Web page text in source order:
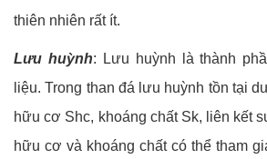
thiên nhiên rất ít.
Lưu huỳnh: Lưu huỳnh là thành
liệu. Trong than đá lưu huỳnh tồn tại
hữu cơ Shc, khoáng chất Sk, liên kết
hữu cơ và khoáng chất có thể tham